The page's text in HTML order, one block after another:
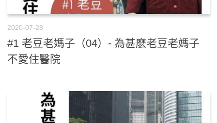
2020-07-28
#1 老豆老媽子（04）- 為甚麽老豆老媽子
不愛住醫院